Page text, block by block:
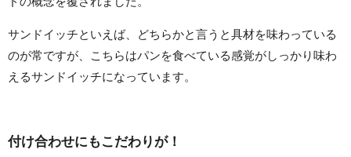
サンドイッチといえば、どちらかと言うと具材を味わっている
のが常ですが、こちらはパンを食べている感覚がしっかり味わ
えるサンドイッチになっています。
付け合わせにもこだわりが！